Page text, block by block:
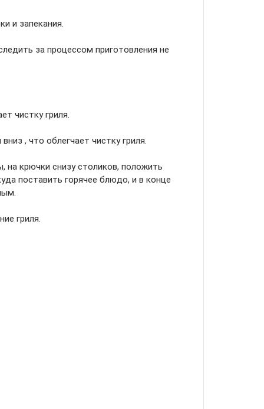
и запекания.
за процессом приготовления не
чистку гриля.
, что облегчает чистку гриля.
на крючки снизу столиков, положить
поставить горячее блюдо, и в конце
гриля.